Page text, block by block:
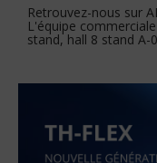
Retrouvez-nous sur
L'équipe
stand, hall 8 stand A-